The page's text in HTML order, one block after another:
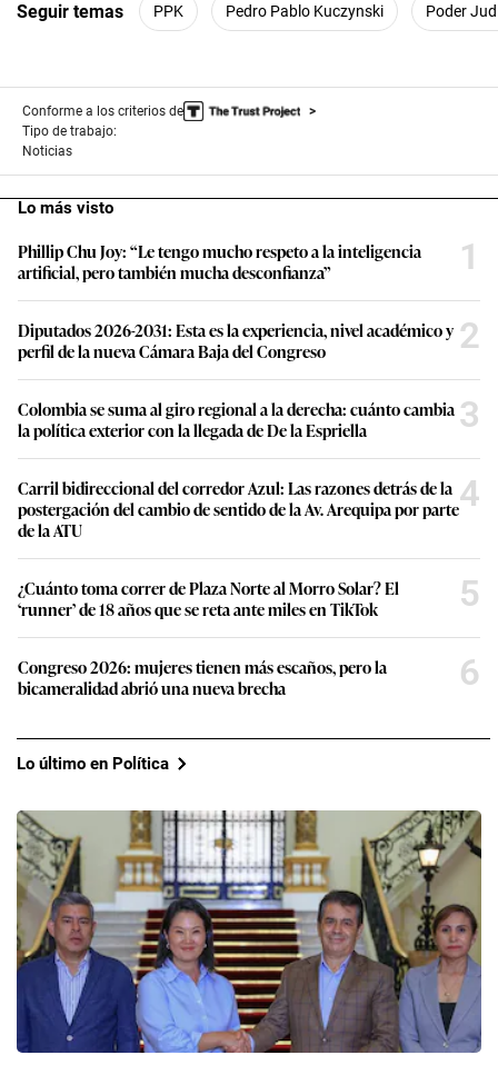
Seguir temas PPK Pedro Pablo Kuczynski Poder
Conforme a los criterios de
Tipo de trabajo:
Noticias
Lo más visto
Phillip Chu Joy: “Le tengo mucho respeto a la inteligencia
artificial, pero también mucha desconfianza”
1
Diputados 2026-2031: Esta es la experiencia, nivel académico y
perfil de la nueva Cámara Baja del Congreso
2
Colombia se suma al giro regional a la derecha: cuánto cambia
la política exterior con la llegada de De la Espriella
3
Carril bidireccional del corredor Azul: Las razones detrás de la
postergación del cambio de sentido de la Av. Arequipa por parte
de la ATU
4
¿Cuánto toma correr de Plaza Norte al Morro Solar? El
‘runner’ de 18 años que se reta ante miles en TikTok
5
Congreso 2026: mujeres tienen más escaños, pero la
bicameralidad abrió una nueva brecha
6
Lo último en Política